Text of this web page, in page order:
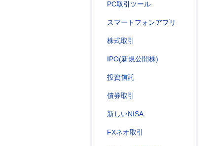
PC取引ツール
スマートフォンアプリ
株式取引
IPO(新規公開株)
投資信託
債券取引
新しいNISA
FXネオ取引